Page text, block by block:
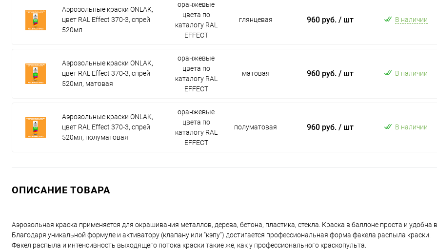
Аэрозольные краски ONLAK,
цвет RAL Effect 370-3, спрей
520мл
оранжевые
цвета по
каталогу RAL
EFFECT
глянцевая 960 руб. / шт В наличии
Аэрозольные краски ONLAK,
цвет RAL Effect 370-3, спрей
520мл, матовая
оранжевые
цвета по
каталогу RAL
EFFECT
матовая 960 руб. / шт В наличии
Аэрозольные краски ONLAK,
цвет RAL Effect 370-3, спрей
520мл, полуматовая
оранжевые
цвета по
каталогу RAL
EFFECT
полуматовая 960 руб. / шт В наличии
ОПИСАНИЕ ТОВАРА
Аэрозольная краска применяется для окрашивания металлов, дерева, бетона, пластика, стекла. Краска в баллоне проста и удобна
Благодаря уникальной формуле и активатору (клапану или "кэпу") достигается профессиональная форма факела распыла краски.
Факел распыла и интенсивность выходящего потока краски такие же, как у профессионального краскопульта.